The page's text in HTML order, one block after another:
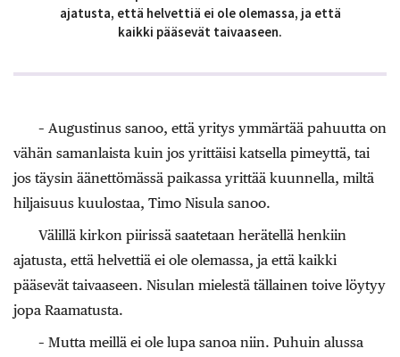
ajatusta, että helvettiä ei ole olemassa, ja että
kaikki pääsevät taivaaseen.
– Augustinus sanoo, että yritys ymmärtää pahuutta on
vähän samanlaista kuin jos yrittäisi katsella pimeyttä, tai
jos täysin äänettömässä paikassa yrittää kuunnella, miltä
hiljaisuus kuulostaa, Timo Nisula sanoo.
Välillä kirkon piirissä saatetaan herätellä henkiin
ajatusta, että helvettiä ei ole olemassa, ja että kaikki
pääsevät taivaaseen. Nisulan mielestä tällainen toive löytyy
jopa Raamatusta.
– Mutta meillä ei ole lupa sanoa niin. Puhuin alussa